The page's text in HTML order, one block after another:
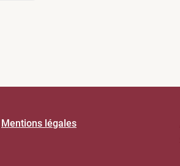
Mentions légales